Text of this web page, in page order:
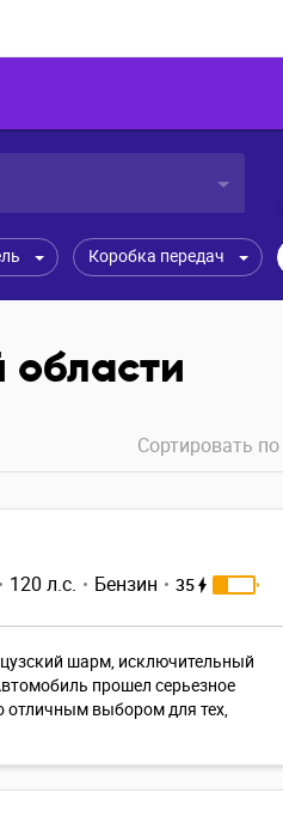
Коробка передач
Сортировать по
120 л.с. Бензин 35
шарм, исключительный
прошел серьезное
отличным выбором для тех,